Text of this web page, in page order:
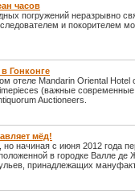
часов
погружений неразрывно
и покорителем
Гонконге
отеле Mandarin Oriental Hotel
(важные
Auctioneers.
мёд!
начиная с июня 2012 года
в городке Валле де
принадлежащих